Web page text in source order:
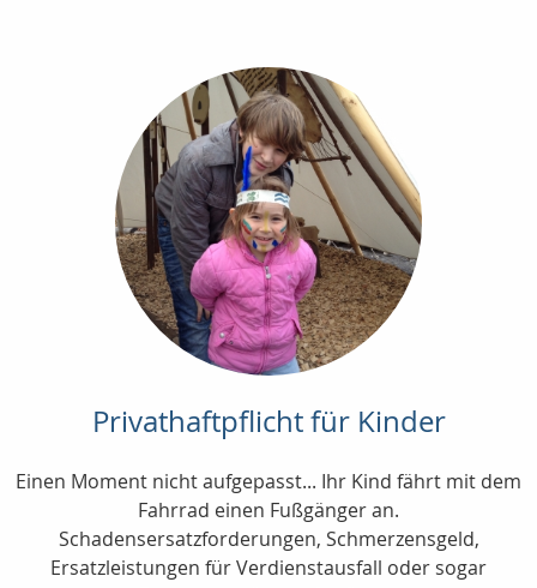
Privathaftpflicht für Kinder
Einen Moment nicht aufgepasst... Ihr Kind fährt mit dem
Fahrrad einen Fußgänger an.
Schadensersatzforderungen, Schmerzensgeld,
Ersatzleistungen für Verdienstausfall oder sogar